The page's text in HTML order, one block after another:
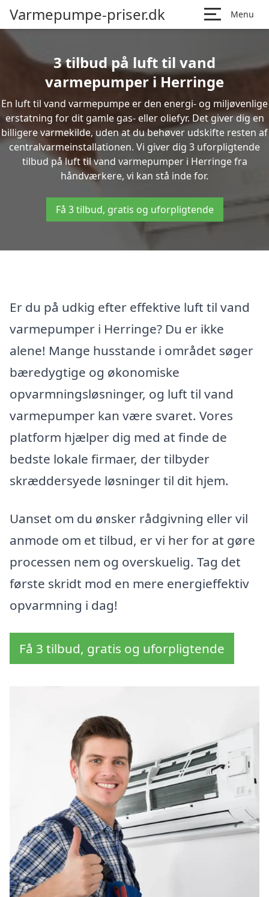
Varmepumpe-priser.dk Menu
3 tilbud på luft til vand
varmepumper i Herringe
En luft til vand varmepumpe er den energi- og miljøvenlige
erstatning for dit gamle gas- eller oliefyr. Det giver dig en
billigere varmekilde, uden at du behøver udskifte resten af
centralvarmeinstallationen. Vi giver dig 3 uforpligtende
tilbud på luft til vand varmepumper i Herringe fra
håndværkere, vi kan stå inde for.
Få 3 tilbud, gratis og uforpligtende
Er du på udkig efter effektive luft til vand
varmepumper i Herringe? Du er ikke
alene! Mange husstande i området søger
bæredygtige og økonomiske
opvarmningsløsninger, og luft til vand
varmepumper kan være svaret. Vores
platform hjælper dig med at finde de
bedste lokale firmaer, der tilbyder
skræddersyede løsninger til dit hjem.
Uanset om du ønsker rådgivning eller vil
anmode om et tilbud, er vi her for at gøre
processen nem og overskuelig. Tag det
første skridt mod en mere energieffektiv
opvarmning i dag!
Få 3 tilbud, gratis og uforpligtende